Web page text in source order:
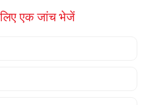
एक जांच भेजें